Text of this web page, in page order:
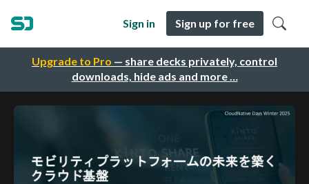
Upgrade to Pro — share decks privately, control
downloads, hide ads and more …
Sign in Sign up for free